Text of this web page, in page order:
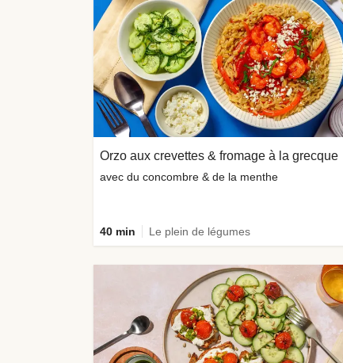
Orzo aux crevettes & fromage à la grecque
avec du concombre & de la menthe
40 min Le plein de légumes